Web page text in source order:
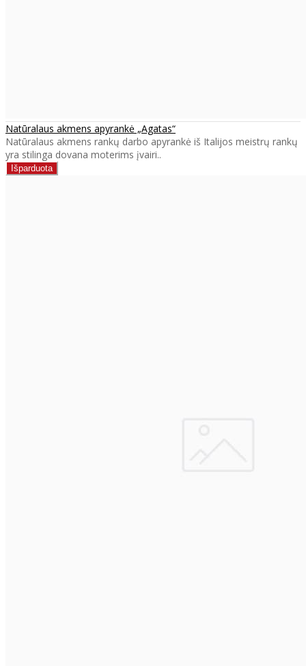
Natūralaus akmens apyrankė „Agatas“
Natūralaus akmens rankų darbo apyrankė iš Italijos meistrų rankų
yra stilinga dovana moterims įvairi..